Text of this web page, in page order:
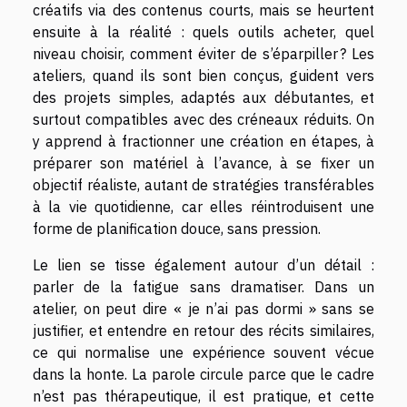
créatifs via des contenus courts, mais se heurtent
ensuite à la réalité : quels outils acheter, quel
niveau choisir, comment éviter de s’éparpiller ? Les
ateliers, quand ils sont bien conçus, guident vers
des projets simples, adaptés aux débutantes, et
surtout compatibles avec des créneaux réduits. On
y apprend à fractionner une création en étapes, à
préparer son matériel à l’avance, à se fixer un
objectif réaliste, autant de stratégies transférables
à la vie quotidienne, car elles réintroduisent une
forme de planification douce, sans pression.
Le lien se tisse également autour d’un détail :
parler de la fatigue sans dramatiser. Dans un
atelier, on peut dire « je n’ai pas dormi » sans se
justifier, et entendre en retour des récits similaires,
ce qui normalise une expérience souvent vécue
dans la honte. La parole circule parce que le cadre
n’est pas thérapeutique, il est pratique, et cette